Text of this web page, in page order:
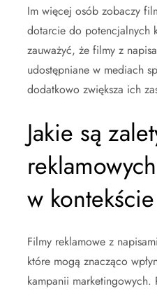
Im więcej osób zobaczy
dotarcie do potencjalnych
zauważyć, że filmy z
udostępniane w mediach
dodatkowo zwiększa ich
Jakie są
w
Filmy reklamowe z
które mogą znacząco
kampanii marketingowych.